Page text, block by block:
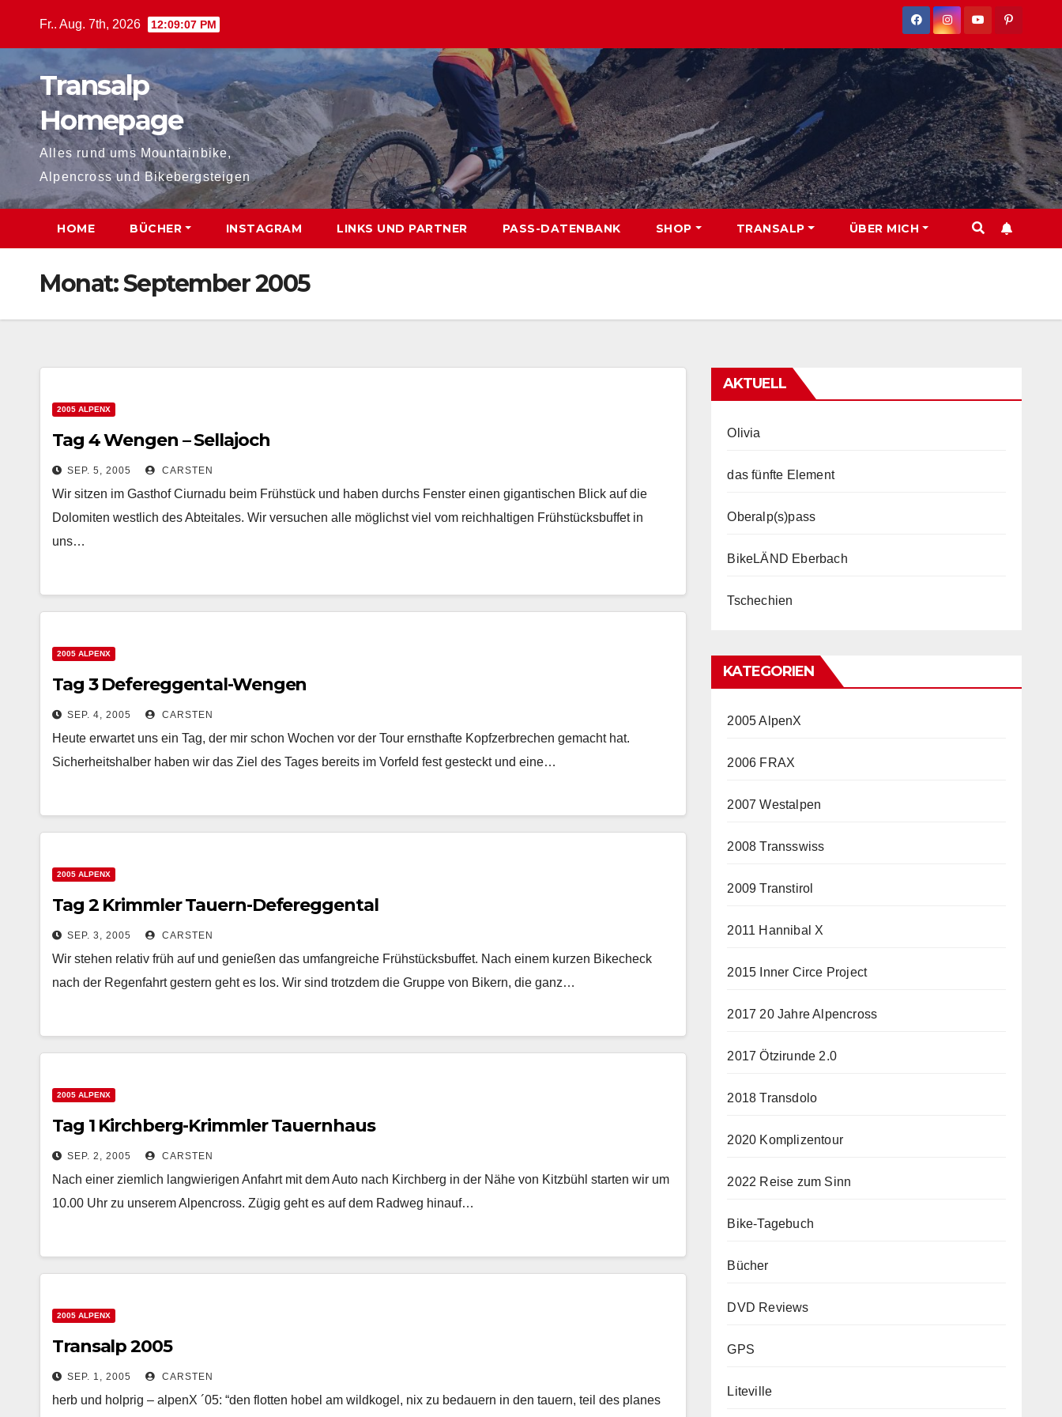
Fr.. Aug. 7th, 2026 12:09:08 PM
Transalp
Homepage
Alles rund ums Mountainbike,
Alpencross und Bikebergsteigen
HOME BÜCHER INSTAGRAM LINKS UND PARTNER PASS-DATENBANK SHOP TRANSALP ÜBER MICH
Monat:September 2005
2005 ALPENX
Tag 4 Wengen – Sellajoch
SEP. 5, 2005 CARSTEN
Wir sitzen im Gasthof Ciurnadu beim Frühstück und haben durchs Fenster einen gigantischen Blick auf die
Dolomiten westlich des Abteitales. Wir versuchen alle möglichst viel vom reichhaltigen Frühstücksbuffet in
uns…
2005 ALPENX
Tag 3 Defereggental-Wengen
SEP. 4, 2005 CARSTEN
Heute erwartet uns ein Tag, der mir schon Wochen vor der Tour ernsthafte Kopfzerbrechen gemacht hat.
Sicherheitshalber haben wir das Ziel des Tages bereits im Vorfeld fest gesteckt und eine…
2005 ALPENX
Tag 2 Krimmler Tauern-Defereggental
SEP. 3, 2005 CARSTEN
Wir stehen relativ früh auf und genießen das umfangreiche Frühstücksbuffet. Nach einem kurzen Bikecheck
nach der Regenfahrt gestern geht es los. Wir sind trotzdem die Gruppe von Bikern, die ganz…
2005 ALPENX
Tag 1 Kirchberg-Krimmler Tauernhaus
SEP. 2, 2005 CARSTEN
Nach einer ziemlich langwierigen Anfahrt mit dem Auto nach Kirchberg in der Nähe von Kitzbühl starten wir um
10.00 Uhr zu unserem Alpencross. Zügig geht es auf dem Radweg hinauf…
2005 ALPENX
Transalp 2005
SEP. 1, 2005 CARSTEN
herb und holprig – alpenX ´05: “den flotten hobel am wildkogel, nix zu bedauern in den tauern, teil des planes
AKTUELL
Olivia
das fünfte Element
Oberalp(s)pass
BikeLÄND Eberbach
Tschechien
KATEGORIEN
2005 AlpenX
2006 FRAX
2007 Westalpen
2008 Transswiss
2009 Transtirol
2011 Hannibal X
2015 Inner Circe Project
2017 20 Jahre Alpencross
2017 Ötzirunde 2.0
2018 Transdolo
2020 Komplizentour
2022 Reise zum Sinn
Bike-Tagebuch
Bücher
DVD Reviews
GPS
Liteville